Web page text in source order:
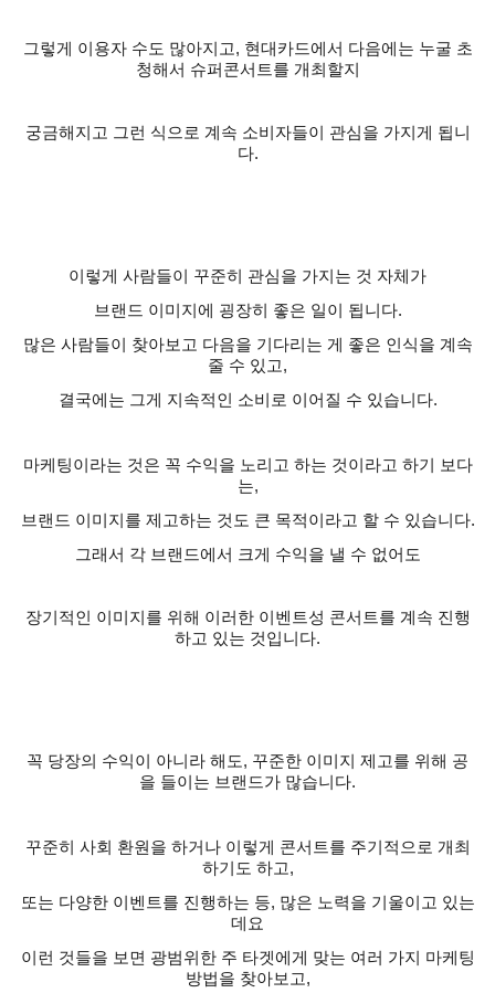
그렇게 이용자 수도 많아지고, 현대카드에서 다음에는 누굴 초
청해서 슈퍼콘서트를 개최할지
궁금해지고 그런 식으로 계속 소비자들이 관심을 가지게 됩니
다.
이렇게 사람들이 꾸준히 관심을 가지는 것 자체가
브랜드 이미지에 굉장히 좋은 일이 됩니다.
많은 사람들이 찾아보고 다음을 기다리는 게 좋은 인식을 계속
줄 수 있고,
결국에는 그게 지속적인 소비로 이어질 수 있습니다.
마케팅이라는 것은 꼭 수익을 노리고 하는 것이라고 하기 보다
는,
브랜드 이미지를 제고하는 것도 큰 목적이라고 할 수 있습니다.
그래서 각 브랜드에서 크게 수익을 낼 수 없어도
장기적인 이미지를 위해 이러한 이벤트성 콘서트를 계속 진행
하고 있는 것입니다.
꼭 당장의 수익이 아니라 해도, 꾸준한 이미지 제고를 위해 공
을 들이는 브랜드가 많습니다.
꾸준히 사회 환원을 하거나 이렇게 콘서트를 주기적으로 개최
하기도 하고,
또는 다양한 이벤트를 진행하는 등, 많은 노력을 기울이고 있는
데요
이런 것들을 보면 광범위한 주 타겟에게 맞는 여러 가지 마케팅
방법을 찾아보고,